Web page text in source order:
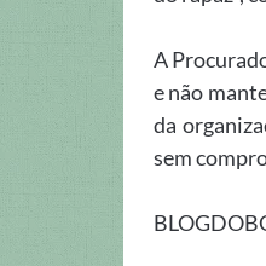
A
e não
da
sem